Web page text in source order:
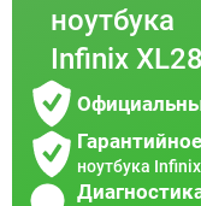
ноутбука
Infinix
ноутбука